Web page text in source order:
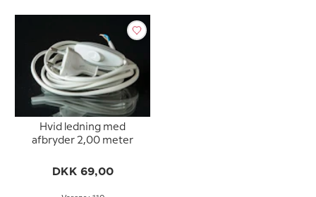
Hvid ledning med
afbryder 2,00 meter
DKK 69,00